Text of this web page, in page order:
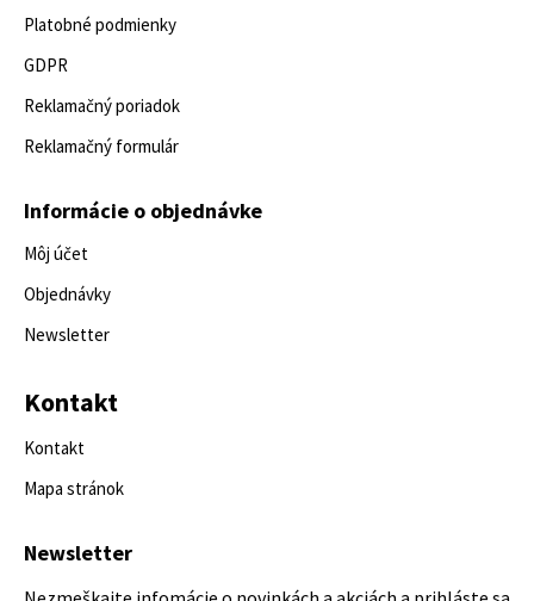
Platobné podmienky
GDPR
Reklamačný poriadok
Reklamačný formulár
Informácie o objednávke
Môj účet
Objednávky
Newsletter
Kontakt
Kontakt
Mapa stránok
Newsletter